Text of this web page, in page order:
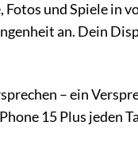
und Spiele in
an. Dein
– ein
15 Plus jeden